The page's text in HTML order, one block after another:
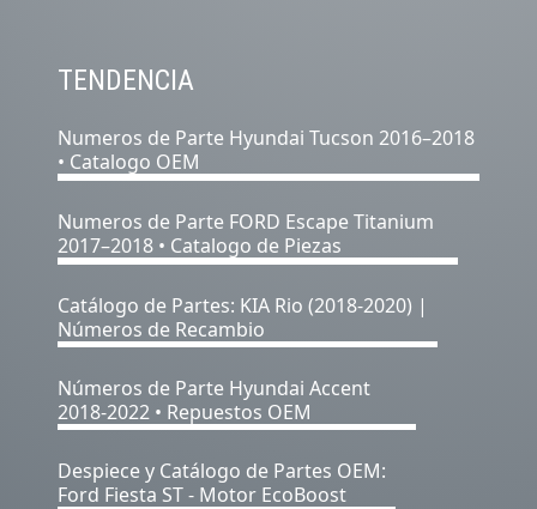
TENDENCIA
Numeros de Parte Hyundai Tucson 2016–2018
• Catalogo OEM
Numeros de Parte FORD Escape Titanium
2017–2018 • Catalogo de Piezas
Catálogo de Partes: KIA Rio (2018-2020) |
Números de Recambio
Números de Parte Hyundai Accent
2018-2022 • Repuestos OEM
Despiece y Catálogo de Partes OEM:
Ford Fiesta ST - Motor EcoBoost